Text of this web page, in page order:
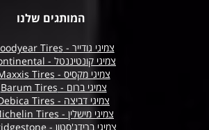
המותגים שלנו
צמיגי גודייר - Goodyear Tires
צמיגי קונטיננטל - Continental
צמיגי מקסיס - Maxxis Tires
צמיגי ברום - Barum Tires
צמיגי דביצה - Debica Tires
צמיגי מישלין - Michelin Tires
צמיגי ברידג'סטון - Bridgestone